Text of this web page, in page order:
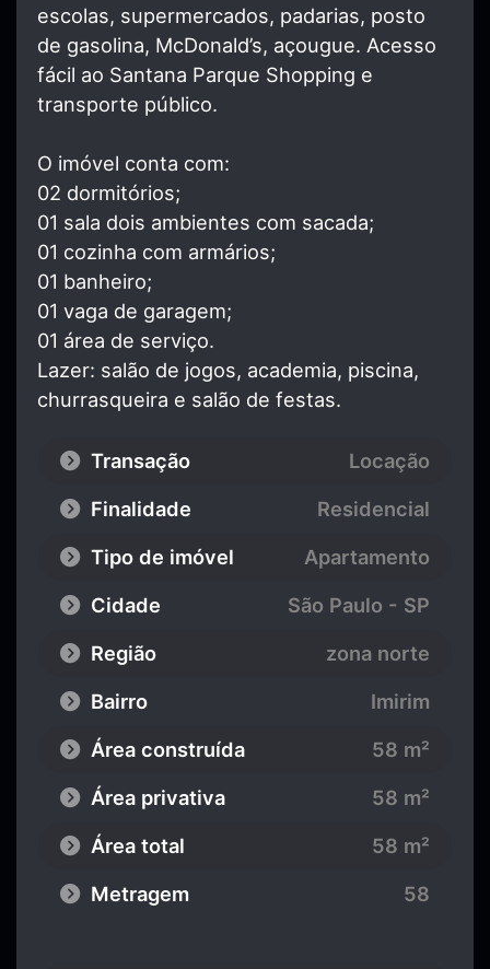
escolas, supermercados, padarias, posto
de gasolina, McDonald’s, açougue. Acesso
fácil ao Santana Parque Shopping e
transporte público.
O imóvel conta com:
02 dormitórios;
01 sala dois ambientes com sacada;
01 cozinha com armários;
01 banheiro;
01 vaga de garagem;
01 área de serviço.
Lazer: salão de jogos, academia, piscina,
churrasqueira e salão de festas.
Transação
Locação
Finalidade
Residencial
Tipo de imóvel
Apartamento
Cidade
São Paulo - SP
Região
zona norte
Bairro
Imirim
Área construída
58 m²
Área privativa
58 m²
Área total
58 m²
Metragem
58